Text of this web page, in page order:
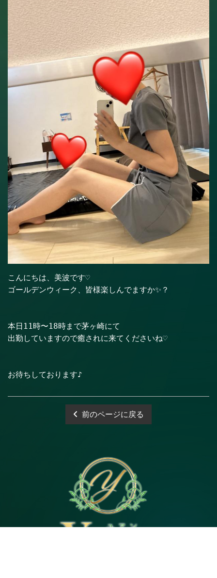
ゴールデンウィーク、皆様楽しんでますか✨？
本日11時〜18時まで茅ヶ崎にて
出勤していますので癒されに来てくださいね♡
お待ちしております♪
前のページに戻る